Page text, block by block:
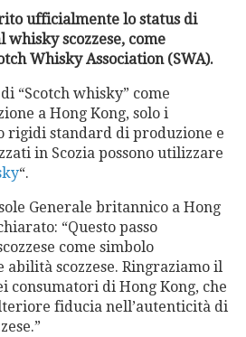
ufficialmente lo status di
scozzese, come
Whisky Association (SWA).
“Scotch whisky” come
a Hong Kong, solo i
rigidi standard di produzione e
in Scozia possono utilizzare
“.
Generale britannico a Hong
“Questo passo
come simbolo
abilità scozzese. Ringraziamo il
consumatori di Hong Kong, che
fiducia nell’autenticità di